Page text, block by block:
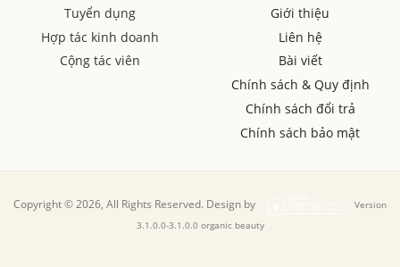
Tuyển dụng
Hợp tác kinh doanh
Cộng tác viên
Giới thiệu
Liên hệ
Bài viết
Chính sách & Quy định
Chính sách đổi trả
Chính sách bảo mật
Copyright © 2026, All Rights Reserved. Design by
Version
3.1.0.0-3.1.0.0 organic beauty